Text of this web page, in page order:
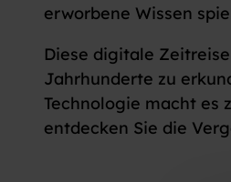
erworbene Wissen
Diese digitale
Jahrhunderte zu
Technologie macht es
entdecken Sie die